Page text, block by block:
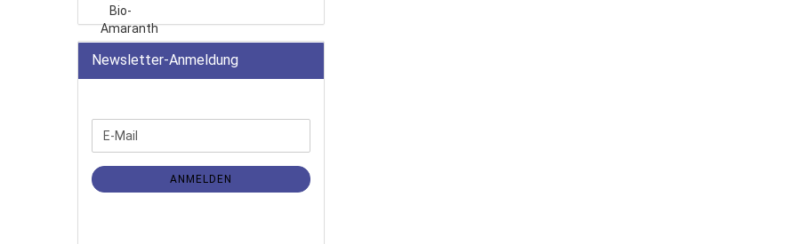
Newsletter-Anmeldung
ZUR
ANMELDUNG
E-
Mail
ANMELDEN